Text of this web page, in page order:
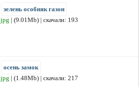
зелень особняк газон
jpg | (9.01Mb) | скачали: 193
осень замок
jpg | (1.48Mb) | скачали: 217